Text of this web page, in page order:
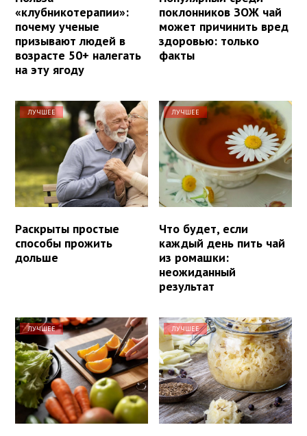
«клубникотерапии»:
почему ученые
призывают людей в
возрасте 50+ налегать
на эту ягоду
поклонников ЗОЖ чай
может причинить вред
здоровью: только
факты
ЛУЧШЕЕ
Раскрыты простые
способы прожить
дольше
ЛУЧШЕЕ
Что будет, если
каждый день пить чай
из ромашки:
неожиданный
результат
ЛУЧШЕЕ ЛУЧШЕЕ